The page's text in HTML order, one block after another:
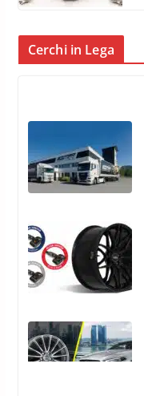
Cerchi in Lega